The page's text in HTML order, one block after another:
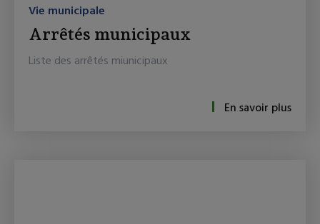
Vie municipale
Arrêtés municipaux
Liste des arrêtés miunicipaux
En savoir plus